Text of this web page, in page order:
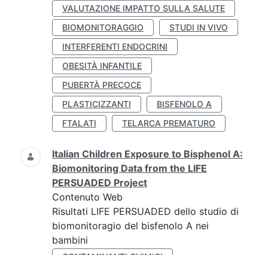
VALUTAZIONE IMPATTO SULLA SALUTE
BIOMONITORAGGIO
STUDI IN VIVO
INTERFERENTI ENDOCRINI
OBESITÀ INFANTILE
PUBERTÀ PRECOCE
PLASTICIZZANTI
BISFENOLO A
FTALATI
TELARCA PREMATURO
Italian Children Exposure to Bisphenol A:
Biomonitoring Data from the LIFE
PERSUADED Project
Contenuto Web
Risultati LIFE PERSUADED dello studio di
biomonitoragio del bisfenolo A nei
bambini